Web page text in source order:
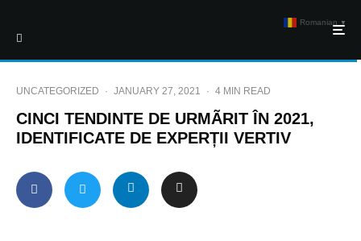
UNCATEGORIZED · JANUARY 27, 2021 · 4 MIN READ
CINCI TENDINTE DE URMÃRIT ÎN 2021,
IDENTIFICATE DE EXPERȚII VERTIV
Romanian ▼